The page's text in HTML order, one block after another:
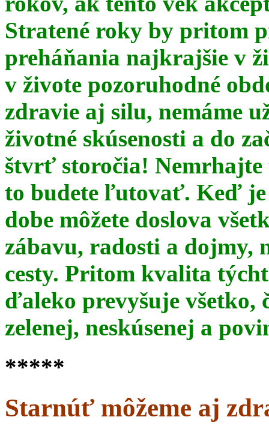
Stratené roky by pritom
preháňania najkrajšie v
v živote pozoruhodné
zdravie aj silu, nemáme
životné skúsenosti a do
štvrť storočia!
to budete ľutovať. Keď je
dobe môžete doslova
zábavu, radosti a dojmy,
cesty. Pritom kvalita
ďaleko prevyšuje všetko,
zelenej, neskúsenej a
*****
Starnúť môžeme aj